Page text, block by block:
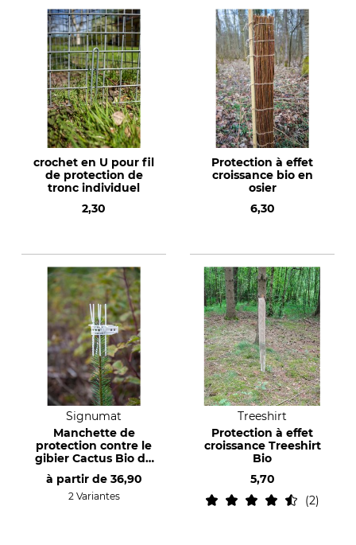
crochet en U pour fil
de protection de
tronc individuel
2,30
Protection à effet
croissance bio en
osier
6,30
Signumat
Manchette de
protection contre le
gibier Cactus Bio de
Signumat
à partir de 36,90
2 Variantes
Treeshirt
Protection à effet
croissance Treeshirt
Bio
5,70
2